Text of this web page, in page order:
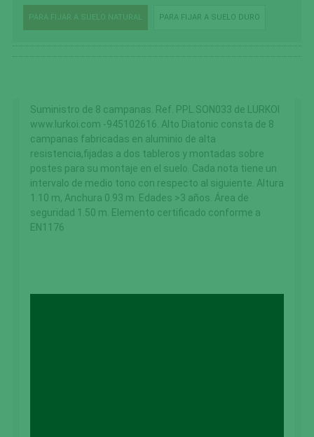
PARA FIJAR A SUELO NATURAL PARA FIJAR A SUELO DURO
Suministro de 8 campanas. Ref. PPL.SON033 de LURKOI
www.lurkoi.com -945102616. Alto Diatonic consta de 8
campanas fabricadas en aluminio de alta
resistencia,fijadas a dos tableros y montadas sobre
postes para su montaje en el suelo. Cada nota tiene un
intervalo de medio tono con respecto al siguiente. Altura
1.10 m, Anchura 0.93 m. Edades >3 años. Área de
seguridad 1.50 m. Elemento certificado conforme a
EN1176